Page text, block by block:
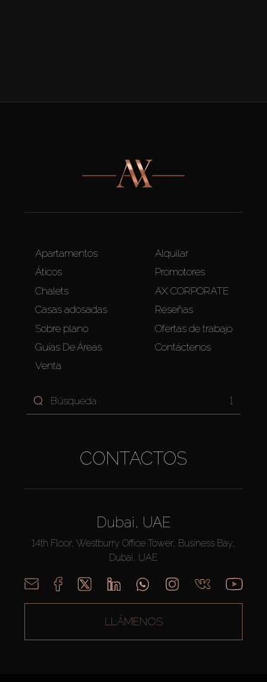
Apartamentos
Áticos
Chalets
Casas adosadas
Sobre plano
Guías De Áreas
Venta
Alquilar
Promotores
AX CORPORATE
Reseñas
Ofertas de trabajo
Contáctenos
1
CONTACTOS
Dubai, UAE
14th Floor, Westburry Office Tower, Business Bay,
Dubai, UAE
LLÁMENOS